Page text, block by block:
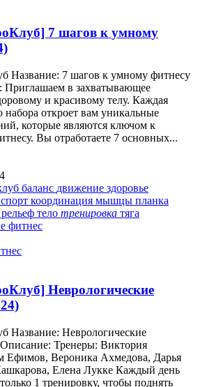
7 шагов к умному
Название: 7 шагов к умному фитнесу
Приглашаем в захватывающее
и красивому телу. Каждая
набора откроет вам уникальные
которые являются ключом к
Вы отработаете 7 основных...
баланс движение здоровье
координация мышцы планка
рельеф тело тренировка тяга
фитнес
Неврологические
Название: Неврологические
Тренеры: Виктория
Ефимов, Вероника Ахмедова, Дарья
Елена Лукке Каждый день
1 тренировку, чтобы поднять